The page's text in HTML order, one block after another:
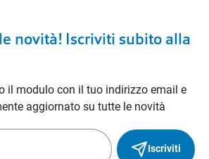
novità! Iscriviti subito alla
il modulo con il tuo indirizzo email e
aggiornato su tutte le novità
Iscriviti